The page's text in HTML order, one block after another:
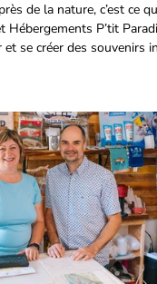
de la nature, c’est ce
Hébergements P’tit
et se créer des souvenirs